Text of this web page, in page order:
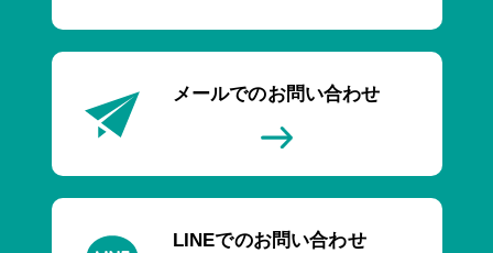
メールでのお問い合わせ
LINEでのお問い合わせ